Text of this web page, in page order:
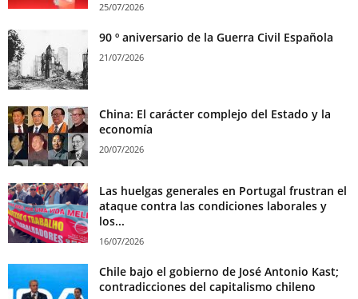
25/07/2026
90 º aniversario de la Guerra Civil Española
21/07/2026
China: El carácter complejo del Estado y la
economía
20/07/2026
Las huelgas generales en Portugal frustran el
ataque contra las condiciones laborales y
los...
16/07/2026
Chile bajo el gobierno de José Antonio Kast;
contradicciones del capitalismo chileno